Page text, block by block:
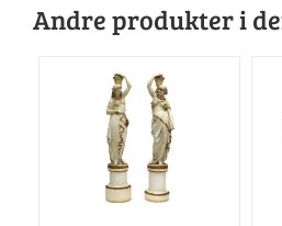
Andre produkter i